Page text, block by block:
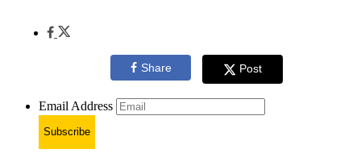
Share Post
Email Address
Subscribe